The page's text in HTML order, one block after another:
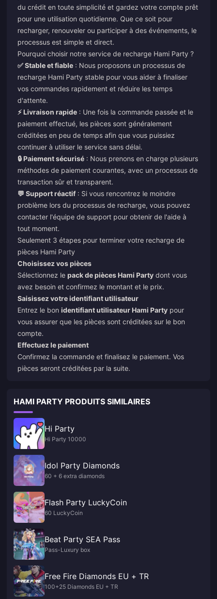
du crédit en toute simplicité et gardez votre compte prêt
pour une utilisation quotidienne. Que ce soit pour
recharger, renouveler ou participer à des événements, le
processus est simple et direct.
Pourquoi choisir notre service de recharge Hami Party ?
✅ Stable et fiable : Nous proposons un processus de
recharge Hami Party stable pour vous aider à finaliser
vos commandes rapidement et réduire les temps
d'attente.
⚡ Livraison rapide : Une fois la commande passée et le
paiement effectué, les pièces sont généralement
créditées en peu de temps afin que vous puissiez
continuer à utiliser le service sans délai.
🔒 Paiement sécurisé : Nous prenons en charge plusieurs
méthodes de paiement courantes, avec un processus de
transaction sûr et transparent.
💬 Support réactif : Si vous rencontrez le moindre
problème lors du processus de recharge, vous pouvez
contacter l'équipe de support pour obtenir de l'aide à
tout moment.
Seulement 3 étapes pour terminer votre recharge de
pièces Hami Party
Choisissez vos pièces
Sélectionnez le pack de pièces Hami Party dont vous
avez besoin et confirmez le montant et le prix.
Saisissez votre identifiant utilisateur
Entrez le bon identifiant utilisateur Hami Party pour
vous assurer que les pièces sont créditées sur le bon
compte.
Effectuez le paiement
Confirmez la commande et finalisez le paiement. Vos
pièces seront créditées par la suite.
HAMI PARTY PRODUITS SIMILAIRES
Hi Party
Hi Party 10000
Idol Party Diamonds
60 + 6 extra diamonds
Flash Party LuckyCoin
60 LuckyCoin
Beat Party SEA Pass
Pass-Luxury box
Free Fire Diamonds EU + TR
100+25 Diamonds EU + TR